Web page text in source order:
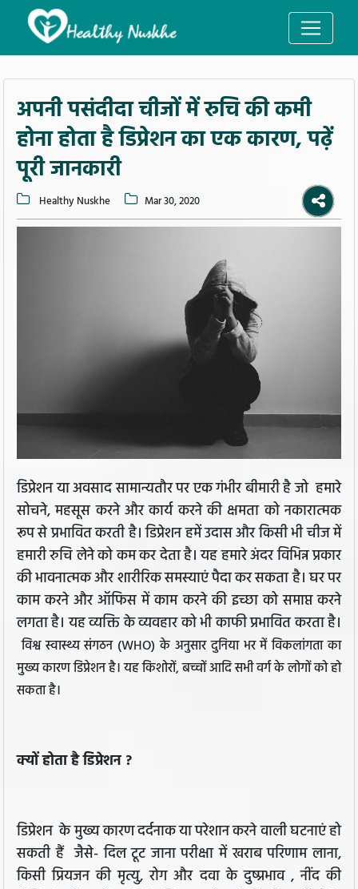
अपनी पसंदीदा चीजों में रुचि की कमी
होना होता है डिप्रेशन का एक कारण, पढ़ें
पूरी जानकारी
Healthy Nuskhe Mar 30, 2020
डिप्रेशन या अवसाद सामान्यतौर पर एक गंभीर बीमारी है जो हमारे
सोचने, महसूस करने और कार्य करने की क्षमता को नकारात्मक
रूप से प्रभावित करती है। डिप्रेशन हमें उदास और किसी भी चीज में
हमारी रुचि लेने को कम कर देता है। यह हमारे अंदर विभिन्न प्रकार
की भावनात्मक और शारीरिक समस्याएं पैदा कर सकता है। घर पर
काम करने और ऑफिस में काम करने की इच्छा को समाप्त करने
लगता है। यह व्यक्ति के व्यवहार को भी काफी प्रभावित करता है।
विश्व स्वास्थ्य संगठन (WHO) के अनुसार दुनिया भर में विकलांगता का
मुख्य कारण डिप्रेशन है। यह किशोरों, बच्चों आदि सभी वर्ग के लोगों को हो
सकता है।
क्यों होता है डिप्रेशन ?
डिप्रेशन के मुख्य कारण दर्दनाक या परेशान करने वाली घटनाएं हो
सकती हैं जैसे- दिल टूट जाना परीक्षा में खराब परिणाम लाना,
किसी प्रियजन की मृत्यु, रोग और दवा के दुष्प्रभाव , नींद की